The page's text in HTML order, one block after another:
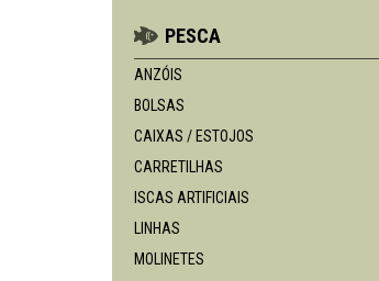
PESCA
ANZÓIS
BOLSAS
CAIXAS / ESTOJOS
CARRETILHAS
ISCAS ARTIFICIAIS
LINHAS
MOLINETES